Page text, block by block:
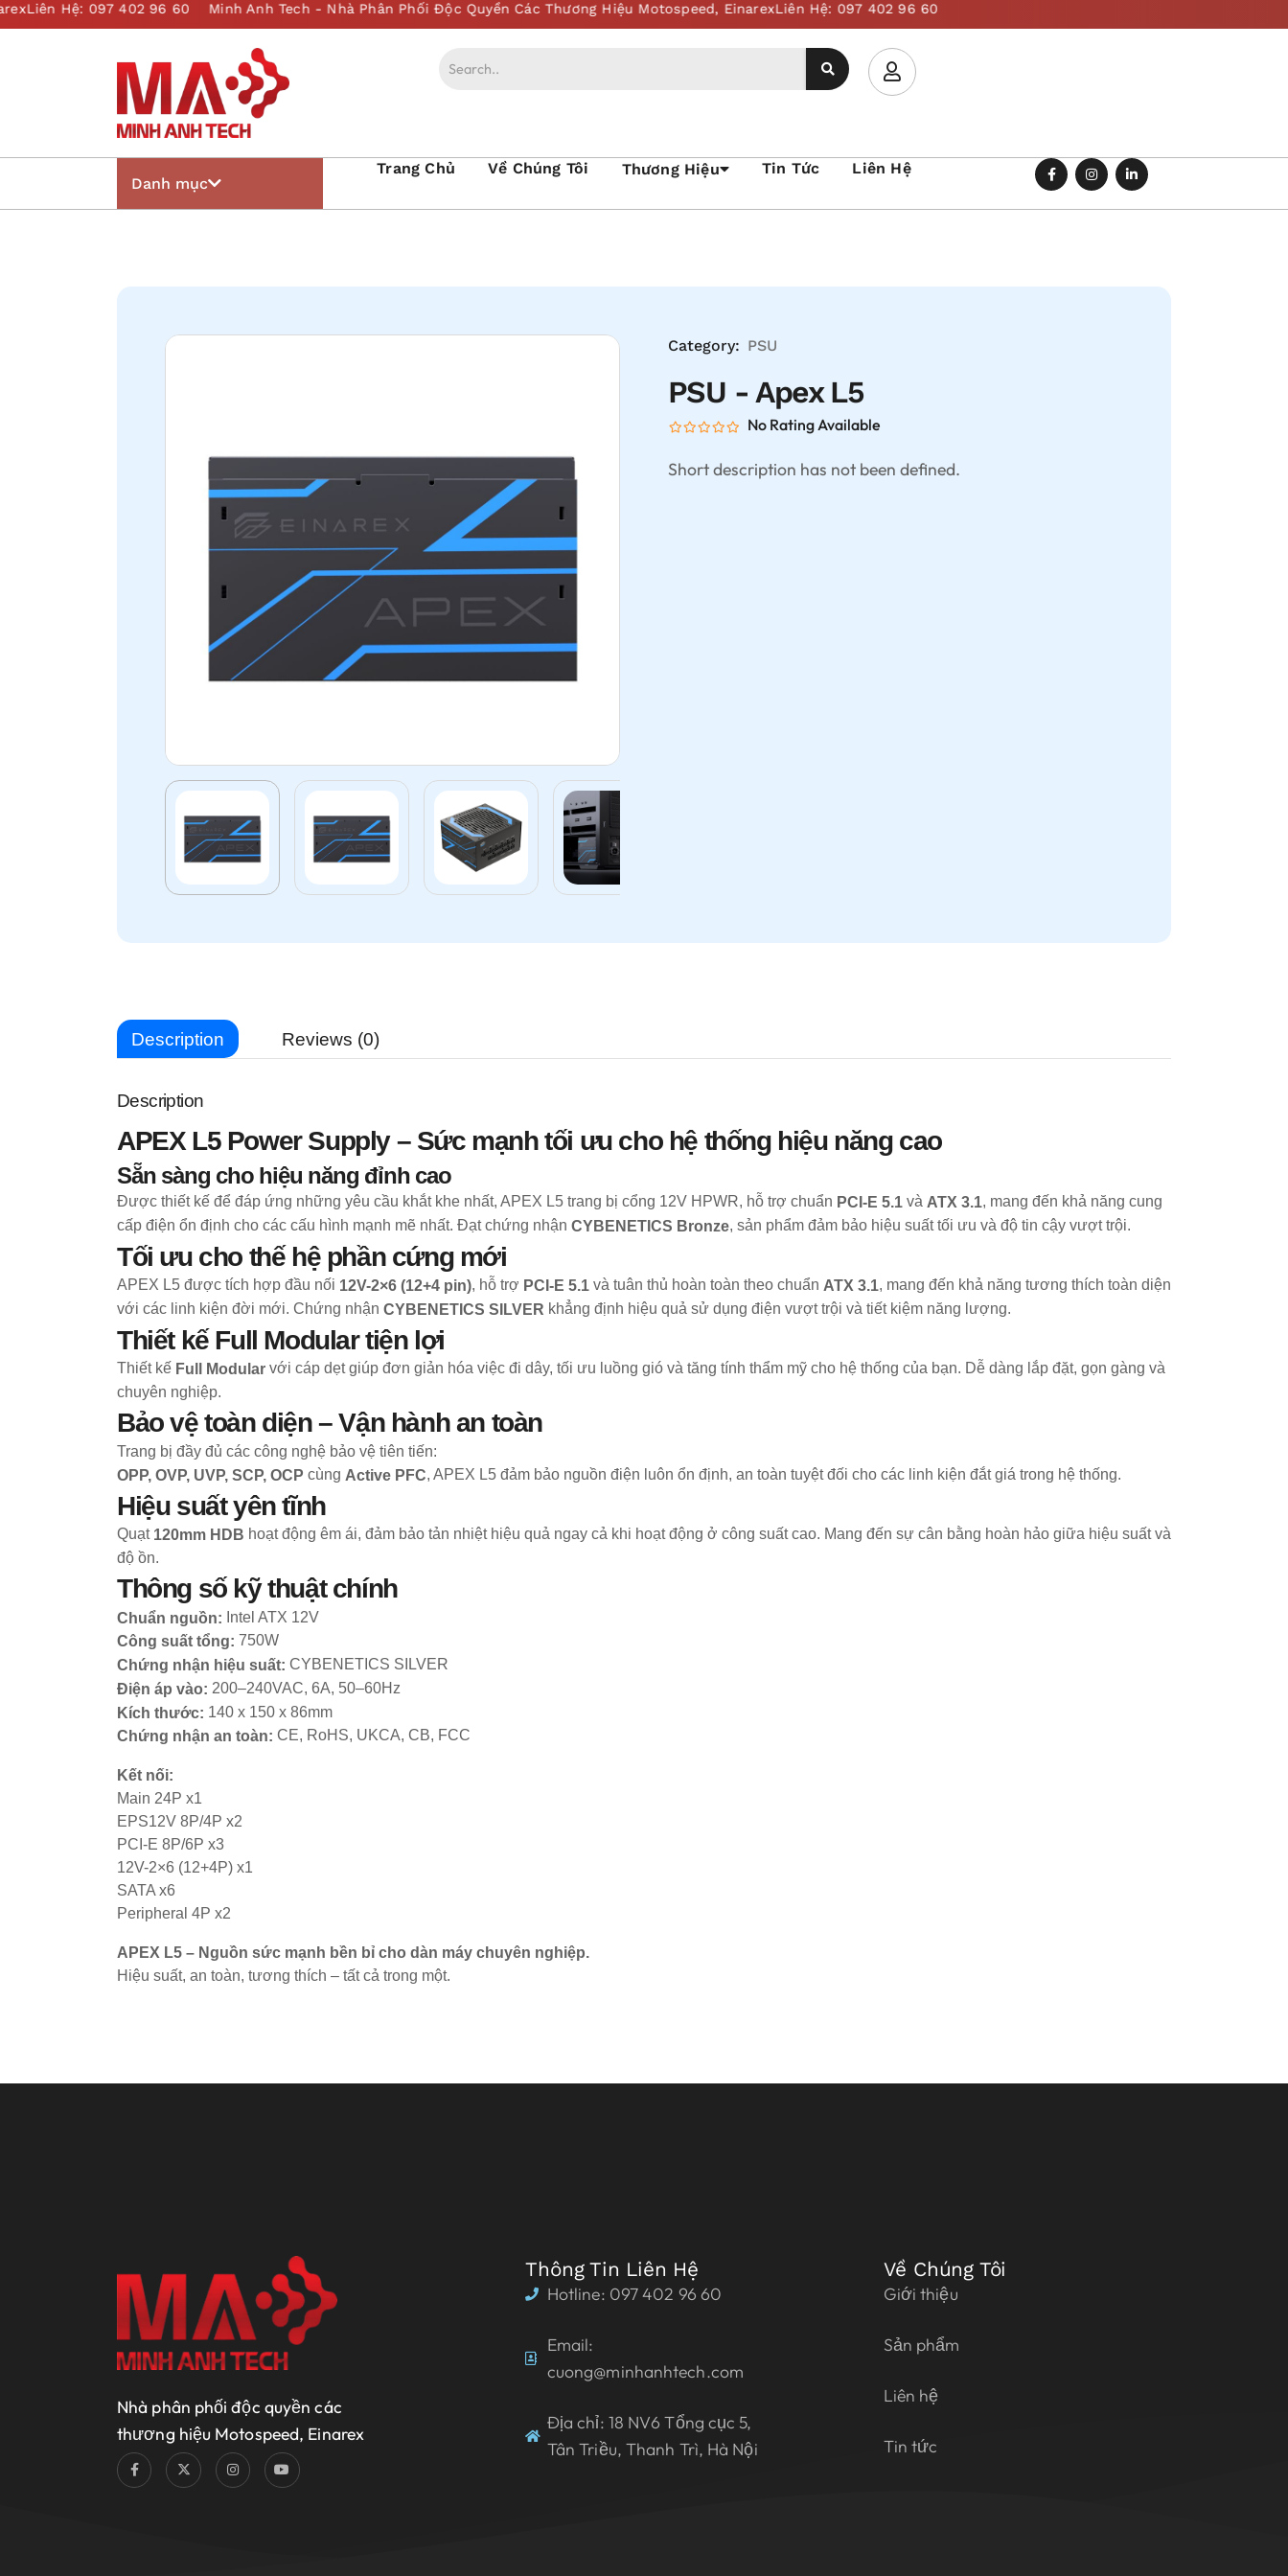
Danh mục
Trang Chủ Về Chúng Tôi Thương Hiệu Tin Tức Liên Hệ
Category: PSU
PSU - Apex L5
No Rating Available
Short description has not been defined.
Description Reviews (0)
Description
APEX L5 Power Supply – Sức mạnh tối ưu cho hệ thống hiệu năng cao
Sẵn sàng cho hiệu năng đỉnh cao
Được thiết kế để đáp ứng những yêu cầu khắt khe nhất, APEX L5 trang bị cổng 12V HPWR, hỗ trợ chuẩn PCI-E 5.1 và ATX 3.1, mang đến khả năng cung
cấp điện ổn định cho các cấu hình mạnh mẽ nhất. Đạt chứng nhận CYBENETICS Bronze, sản phẩm đảm bảo hiệu suất tối ưu và độ tin cậy vượt trội.
Tối ưu cho thế hệ phần cứng mới
APEX L5 được tích hợp đầu nối 12V-2×6 (12+4 pin), hỗ trợ PCI-E 5.1 và tuân thủ hoàn toàn theo chuẩn ATX 3.1, mang đến khả năng tương thích toàn diện
với các linh kiện đời mới. Chứng nhận CYBENETICS SILVER khẳng định hiệu quả sử dụng điện vượt trội và tiết kiệm năng lượng.
Thiết kế Full Modular tiện lợi
Thiết kế Full Modular với cáp dẹt giúp đơn giản hóa việc đi dây, tối ưu luồng gió và tăng tính thẩm mỹ cho hệ thống của bạn. Dễ dàng lắp đặt, gọn gàng và
chuyên nghiệp.
Bảo vệ toàn diện – Vận hành an toàn
Trang bị đầy đủ các công nghệ bảo vệ tiên tiến:
OPP, OVP, UVP, SCP, OCP cùng Active PFC, APEX L5 đảm bảo nguồn điện luôn ổn định, an toàn tuyệt đối cho các linh kiện đắt giá trong hệ thống.
Hiệu suất yên tĩnh
Quạt 120mm HDB hoạt động êm ái, đảm bảo tản nhiệt hiệu quả ngay cả khi hoạt động ở công suất cao. Mang đến sự cân bằng hoàn hảo giữa hiệu suất và
độ ồn.
Thông số kỹ thuật chính
Chuẩn nguồn: Intel ATX 12V
Công suất tổng: 750W
Chứng nhận hiệu suất: CYBENETICS SILVER
Điện áp vào: 200–240VAC, 6A, 50–60Hz
Kích thước: 140 x 150 x 86mm
Chứng nhận an toàn: CE, RoHS, UKCA, CB, FCC
Kết nối:
Main 24P x1
EPS12V 8P/4P x2
PCI-E 8P/6P x3
12V-2×6 (12+4P) x1
SATA x6
Peripheral 4P x2
APEX L5 – Nguồn sức mạnh bền bỉ cho dàn máy chuyên nghiệp.
Hiệu suất, an toàn, tương thích – tất cả trong một.
Nhà phân phối độc quyền các
thương hiệu Motospeed, Einarex
Thông Tin Liên Hệ
Hotline: 097 402 96 60
Email:
cuong@minhanhtech.com
Địa chỉ: 18 NV6 Tổng cục 5,
Tân Triều, Thanh Trì, Hà Nội
Về Chúng Tôi
Giới thiệu
Sản phẩm
Liên hệ
Tin tức